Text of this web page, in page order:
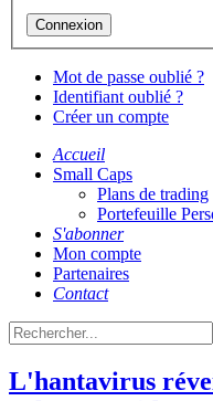
Mot de passe oublié ?
Identifiant oublié ?
Créer un compte
Accueil
Small Caps
Plans de trading
Portefeuille
S'abonner
Mon compte
Partenaires
Contact
L'hantavirus